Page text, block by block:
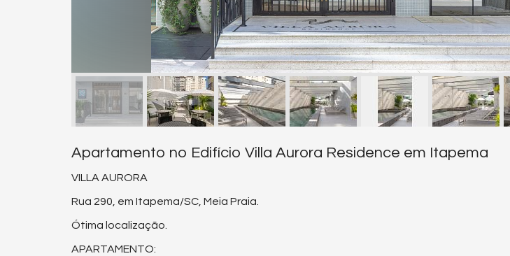
Apartamento no Edifício Villa Aurora Residence em Itapema
VILLA AURORA
Rua 290, em Itapema/SC, Meia Praia.
Ótima localização.
APARTAMENTO: